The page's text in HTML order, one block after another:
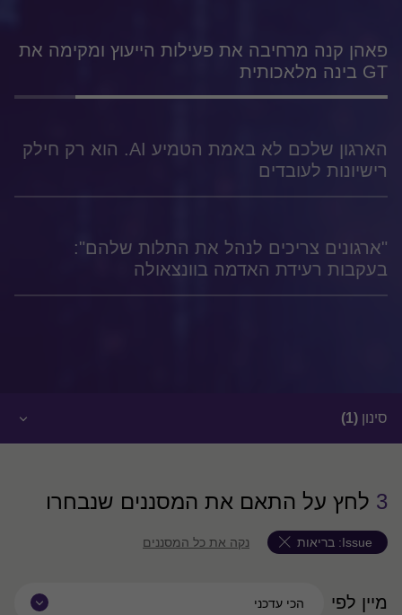
פאהן קנה מרחיבה את פעילות הייעוץ ומקימה את
GT בינה מלאכותית
הארגון שלכם לא באמת הטמיע AI. הוא רק חילק
רישיונות לעובדים
"ארגונים צריכים לנהל את התלות שלהם":
בעקבות רעידת האדמה בוונצאולה
סינון (1)
3 לחץ על התאם את המסננים שנבחרו
Issue: בריאות נקה את כל המסננים
מיין לפי הכי עדכני